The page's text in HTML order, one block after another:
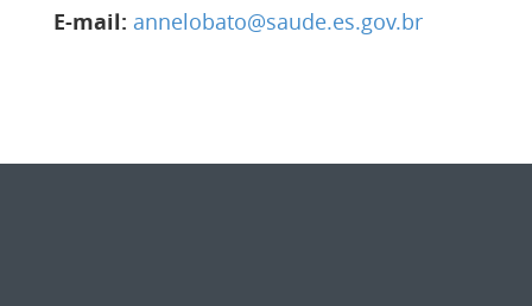
E-mail: annelobato@saude.es.gov.br